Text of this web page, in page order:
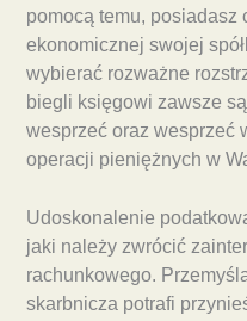
pomocą temu, posiadasz
ekonomicznej swojej
wybierać rozważne
biegli księgowi zawsze
wesprzeć oraz wesprzeć
operacji pieniężnych w
Udoskonalenie
jaki należy zwrócić
rachunkowego.
skarbnicza potrafi